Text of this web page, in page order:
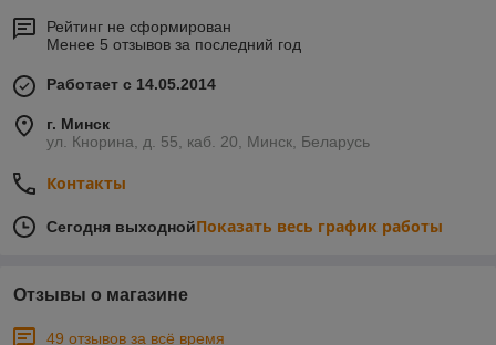
Рейтинг не сформирован
Менее 5 отзывов за последний год
Работает с 14.05.2014
г. Минск
ул. Кнорина, д. 55, каб. 20, Минск, Беларусь
Контакты
Сегодня выходнойПоказать весь график работы
Отзывы о магазине
49 отзывов за всё время